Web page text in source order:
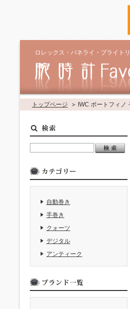
ロレックス・パネライ・ブライト
トップページ IWC ポートフィノ
自動巻き
手巻き
クォーツ
デジタル
アンティーク